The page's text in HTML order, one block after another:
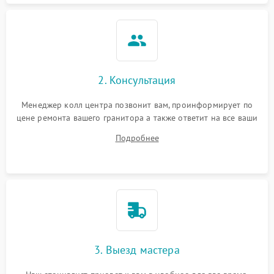
2. Консультация
Менеджер колл центра позвонит вам, проинформирует по
цене ремонта вашего гранитора а также ответит на все ваши
Подробнее
3. Выезд мастера